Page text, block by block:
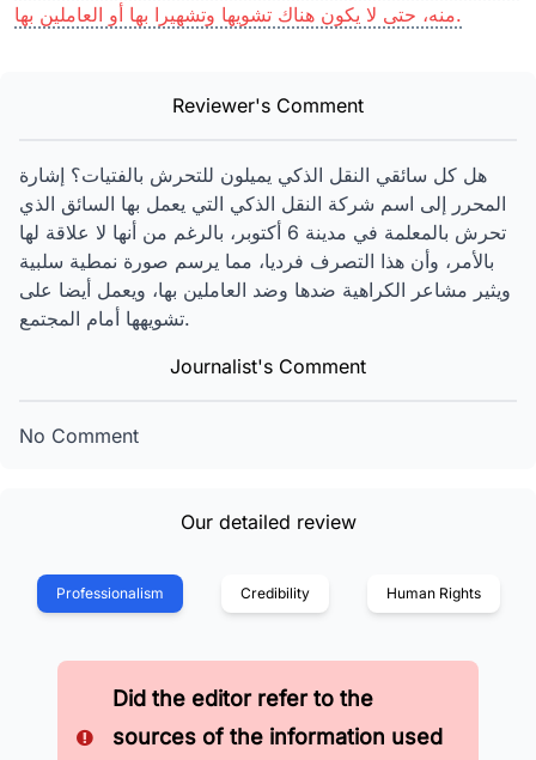
منه، حتى لا يكون هناك تشويها وتشهيرا بها أو العاملين بها.
Reviewer's Comment
هل كل سائقي النقل الذكي يميلون للتحرش بالفتيات؟ إشارة
المحرر إلى اسم شركة النقل الذكي التي يعمل بها السائق الذي
تحرش بالمعلمة في مدينة 6 أكتوبر، بالرغم من أنها لا علاقة لها
بالأمر، وأن هذا التصرف فرديا، مما يرسم صورة نمطية سلبية
ويثير مشاعر الكراهية ضدها وضد العاملين بها، ويعمل أيضا على
تشويهها أمام المجتمع.
Journalist's Comment
No Comment
Our detailed review
Professionalism Credibility Human Rights
Did the editor refer to the
sources of the information used